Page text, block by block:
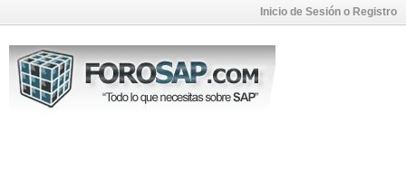
Inicio de Sesión o Registro